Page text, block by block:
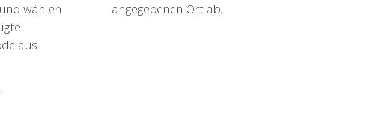
wählen
aus.
angegebenen Ort ab.